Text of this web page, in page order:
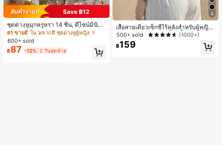
Save ฿12
ชุดต่างหูมุกหรูหรา 14 ชิ้น, ดีไซน์มินิมอ
ลใหม่ที่เป็นเอกลักษณ์ ต่างหูที่สง่างาม
สำหรับผู้หญิง, ของขวัญสำหรับเธอ
#1 ขายดี ใน หลากสี ชุดต่างหูผู้หญิง
600+ sold
฿87 -12% 2 วันสุดท้าย
4
เสื้อสายเดี่ยวเซ็กซี่ไร้หลังสำหรับผู้หญิง
พร้อมบราแบบมีฟองน้ำ, เสื้อกล้ามแขน
กุด, เสื้อลำลองสีดำสำหรับฤดูร้อน
500+ sold (1000+)
฿159